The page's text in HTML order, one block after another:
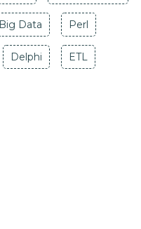
Big Data Perl
Delphi ETL